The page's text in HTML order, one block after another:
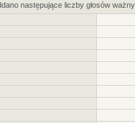
następujące liczby głosów